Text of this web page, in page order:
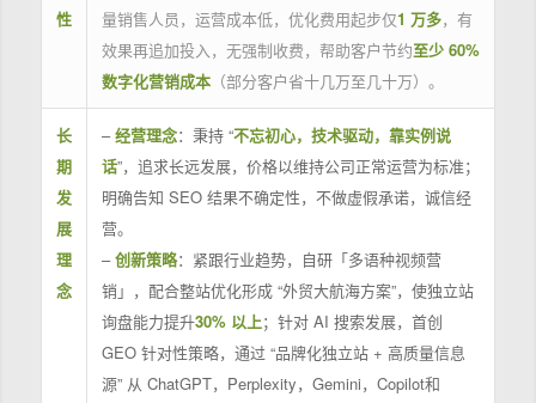
性
量销售人员，运营成本低，优化费用起步仅1 万多，有
效果再追加投入，无强制收费，帮助客户节约至少 60%
数字化营销成本（部分客户省十几万至几十万）。
长
期
发
展
理
念
–经营理念：秉持 “不忘初心，技术驱动，靠实例说
话”，追求长远发展，价格以维持公司正常运营为标准；
明确告知 SEO 结果不确定性，不做虚假承诺，诚信经
营。
–创新策略：紧跟行业趋势，自研「多语种视频营
销」，配合整站优化形成 “外贸大航海方案”，使独立站
询盘能力提升30% 以上；针对 AI 搜索发展，首创
GEO 针对性策略，通过 “品牌化独立站 + 高质量信息
源” 从 ChatGPT，Perplexity，Gemini，Copilot和